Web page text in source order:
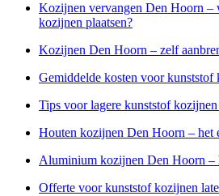
Kozijnen vervangen Den Hoorn –
kozijnen plaatsen?
Kozijnen Den Hoorn – zelf
Gemiddelde kosten voor
Tips voor lagere kunststof
Houten kozijnen Den Hoorn – het
Aluminium kozijnen Den Hoorn –
Offerte voor kunststof kozijnen